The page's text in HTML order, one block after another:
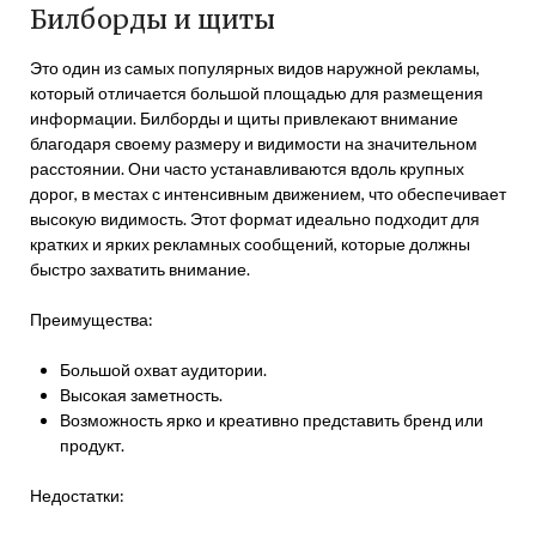
Билборды и щиты
Это один из самых популярных видов наружной рекламы,
который отличается большой площадью для размещения
информации. Билборды и щиты привлекают внимание
благодаря своему размеру и видимости на значительном
расстоянии. Они часто устанавливаются вдоль крупных
дорог, в местах с интенсивным движением, что обеспечивает
высокую видимость. Этот формат идеально подходит для
кратких и ярких рекламных сообщений, которые должны
быстро захватить внимание.
Преимущества:
Большой охват аудитории.
Высокая заметность.
Возможность ярко и креативно представить бренд или
продукт.
Недостатки: